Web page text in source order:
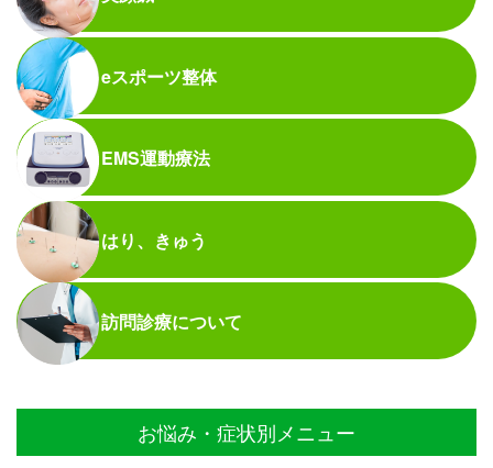
eスポーツ整体
EMS運動療法
はり、きゅう
訪問診療について
お悩み・症状別メニュー